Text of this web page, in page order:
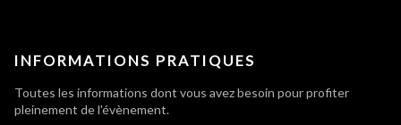
INFORMATIONS PRATIQUES
Toutes les informations dont vous avez besoin pour profiter
pleinement de l'évènement.